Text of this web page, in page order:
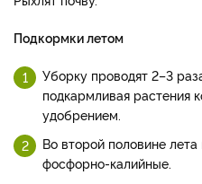
Подкормки летом
Уборку проводят 2–3
подкармливая растения
удобрением.
Во второй половине
фосфорно-калийные.